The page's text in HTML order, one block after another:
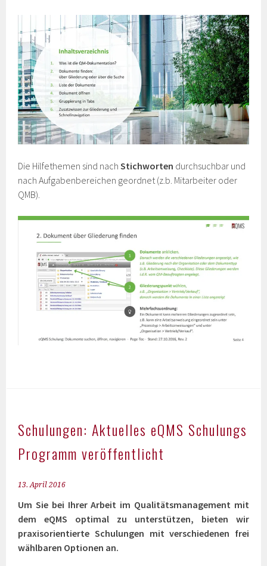
Die Hilfethemen sind nachStichworten durchsuchbar und
nach Aufgabenbereichen geordnet (z.b. Mitarbeiter oder
QMB).
Schulungen: Aktuelles eQMS Schulungs
Programm veröffentlicht
13. April 2016
Um Sie bei Ihrer Arbeit im Qualitätsmanagement mit
dem eQMS optimal zu unterstützen, bieten wir
praxisorientierte Schulungen mit verschiedenen frei
wählbaren Optionen an.